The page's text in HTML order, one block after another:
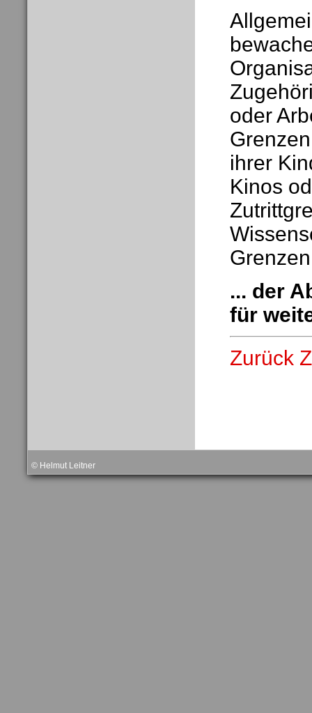
oder
ihrer
Kinos
... der
für
Zurück
© Helmut Leitner